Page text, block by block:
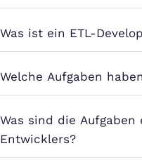
Was ist ein ETL-
Welche Aufgaben
Was sind die Aufgaben
Entwicklers?